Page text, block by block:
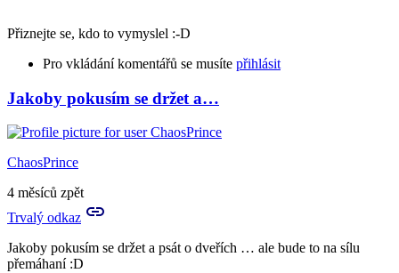
Přiznejte se, kdo to vymyslel :-D
Pro vkládání komentářů se musíte přihlásit
Jakoby pokusím se držet a…
ChaosPrince
4 měsíců zpět
Trvalý odkaz
Jakoby pokusím se držet a psát o dveřích … ale bude to na sílu
přemáhaní :D